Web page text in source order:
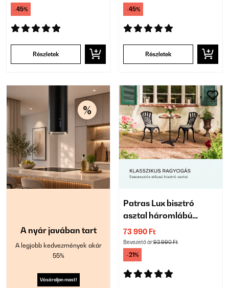
-45%
Részletek
-45%
Részletek
A nyár javában tart
A legjobb kedvezmények akár
55%
Vásároljon most!
Patras Lux bisztró
asztal háromlábú
talapzattal
73 990 Ft
Bevezető ár:93 990 Ft
-21%